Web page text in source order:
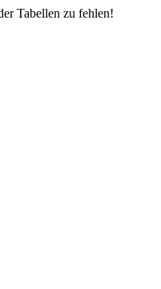
Tabellen zu fehlen!